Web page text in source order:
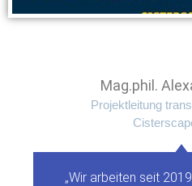
„Wir arbeiten seit
Mag.phil.
Projektleitung